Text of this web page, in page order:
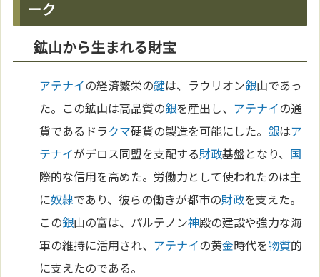
ーク
鉱山から生まれる財宝
アテナイの経済繁栄の鍵は、ラウリオン銀山であっ
た。この鉱山は高品質の銀を産出し、 アテナイの通
貨であるドラクマ硬貨の製造を可能にした。 銀はア
テナイがデロス同盟を支配する財政基盤となり、 国
際的な信用を高めた。労働力として使われたのは主
に奴隷であり、彼らの働きが都市の財政を支えた。
この銀山の富は、パルテノン神殿の建設や強力な海
軍の維持に活用され、 アテナイの黄金時代を物質的
に支えたのである。